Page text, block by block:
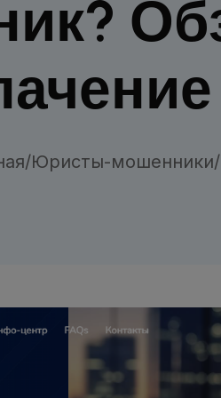
/Юристы-мошенники/